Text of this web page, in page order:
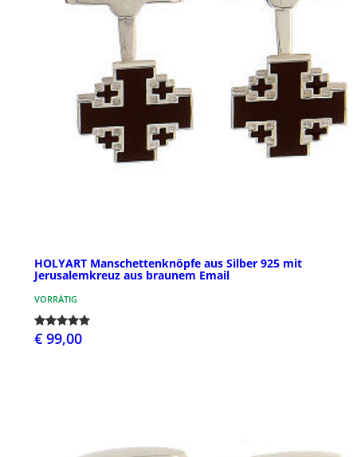
HOLYART Manschettenknöpfe aus Silber 925 mit
Jerusalemkreuz aus braunem Email
VORRÄTIG
€ 99,00